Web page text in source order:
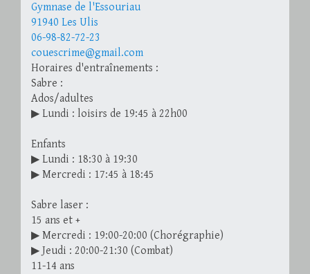
Gymnase de l'Essouriau
91940 Les Ulis
06-98-82-72-23
couescrime@gmail.com
Horaires d'entraînements :
Sabre :
Ados/adultes
▶ Lundi : loisirs de 19:45 à 22h00
Enfants
▶ Lundi : 18:30 à 19:30
▶ Mercredi : 17:45 à 18:45
Sabre laser :
15 ans et +
▶ Mercredi : 19:00-20:00 (Chorégraphie)
▶ Jeudi : 20:00-21:30 (Combat)
11-14 ans